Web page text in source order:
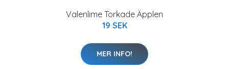
Valenlime Torkade Äpplen
19 SEK
MER INFO!